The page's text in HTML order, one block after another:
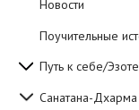
Новости
Поучительные
Путь к себе/
Санатана-Дхарма